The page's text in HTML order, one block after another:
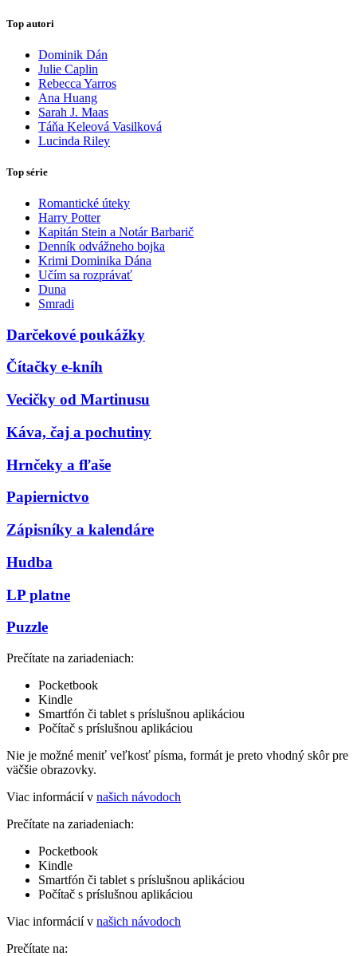
Top autori
Dominik Dán
Julie Caplin
Rebecca Yarros
Ana Huang
Sarah J. Maas
Táňa Keleová Vasilková
Lucinda Riley
Top série
Romantické úteky
Harry Potter
Kapitán Stein a Notár Barbarič
Denník odvážneho bojka
Krimi Dominika Dána
Učím sa rozprávať
Duna
Smradi
Darčekové poukážky
Čítačky e-kníh
Vecičky od Martinusu
Káva, čaj a pochutiny
Hrnčeky a fľaše
Papiernictvo
Zápisníky a kalendáre
Hudba
LP platne
Puzzle
Prečítate na zariadeniach:
Pocketbook
Kindle
Smartfón či tablet s príslušnou aplikáciou
Počítač s príslušnou aplikáciou
Nie je možné meniť veľkosť písma, formát je preto vhodný skôr pre
väčšie obrazovky.
Viac informácií v našich návodoch
Prečítate na zariadeniach:
Pocketbook
Kindle
Smartfón či tablet s príslušnou aplikáciou
Počítač s príslušnou aplikáciou
Viac informácií v našich návodoch
Prečítate na: